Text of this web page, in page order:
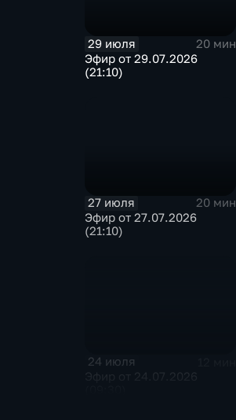
29 июля
20 мин
Эфир от 29.07.2026
(21:10)
27 июля
20 мин
Эфир от 27.07.2026
(21:10)
24 июля